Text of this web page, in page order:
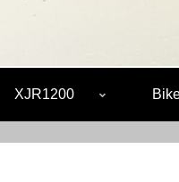
XJR1200